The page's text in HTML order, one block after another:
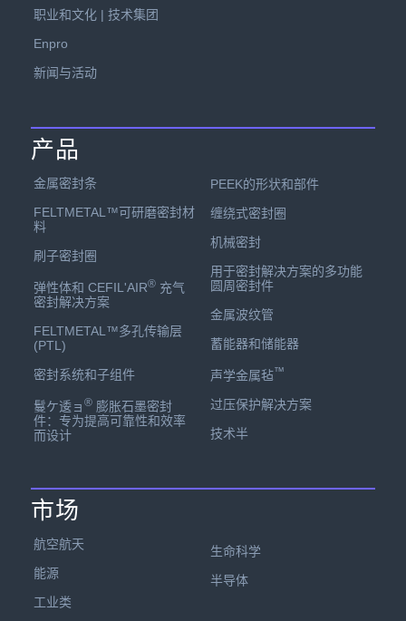
职业和文化 | 技术集团
Enpro
新闻与活动
产品
金属密封条
FELTMETAL™可研磨密封材
料
刷子密封圈
弹性体和 CEFIL'AIR®充气
密封解决方案
FELTMETAL™多孔传输层
(PTL)
密封系统和子组件
鬘ケ逶ョ ®膨胀石墨密封
件：专为提高可靠性和效率
而设计
PEEK的形状和部件
缠绕式密封圈
机械密封
用于密封解决方案的多功能
圆周密封件
金属波纹管
蓄能器和储能器
声学金属毡™
过压保护解决方案
技术半
市场
航空航天
能源
工业类
生命科学
半导体